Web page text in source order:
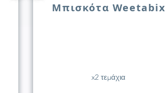
Μπισκότα Weetabix
x2 τεμάχια